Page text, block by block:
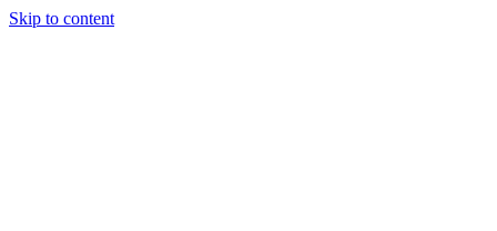
Skip to content